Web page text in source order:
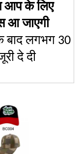
आप के लिए
आ जाएगी
बाद लगभग 30
दे दी